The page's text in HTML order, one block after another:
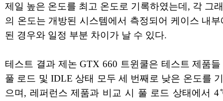
제일 높은 온도를 최고 온도로 기록하였는데, 각 그
의 온도는 개방된 시스템에서 측정되어 케이스 내
된 경우와 일정 부분 차이가 날 수 있다.
테스트 결과 제논 GTX 660 트윈쿨은 테스트 제품
풀 로드 및 IDLE 상태 모두 세 번째로 낮은 온도를
으며, 레퍼런스 제품과 비교 시 풀 로드 상태에서